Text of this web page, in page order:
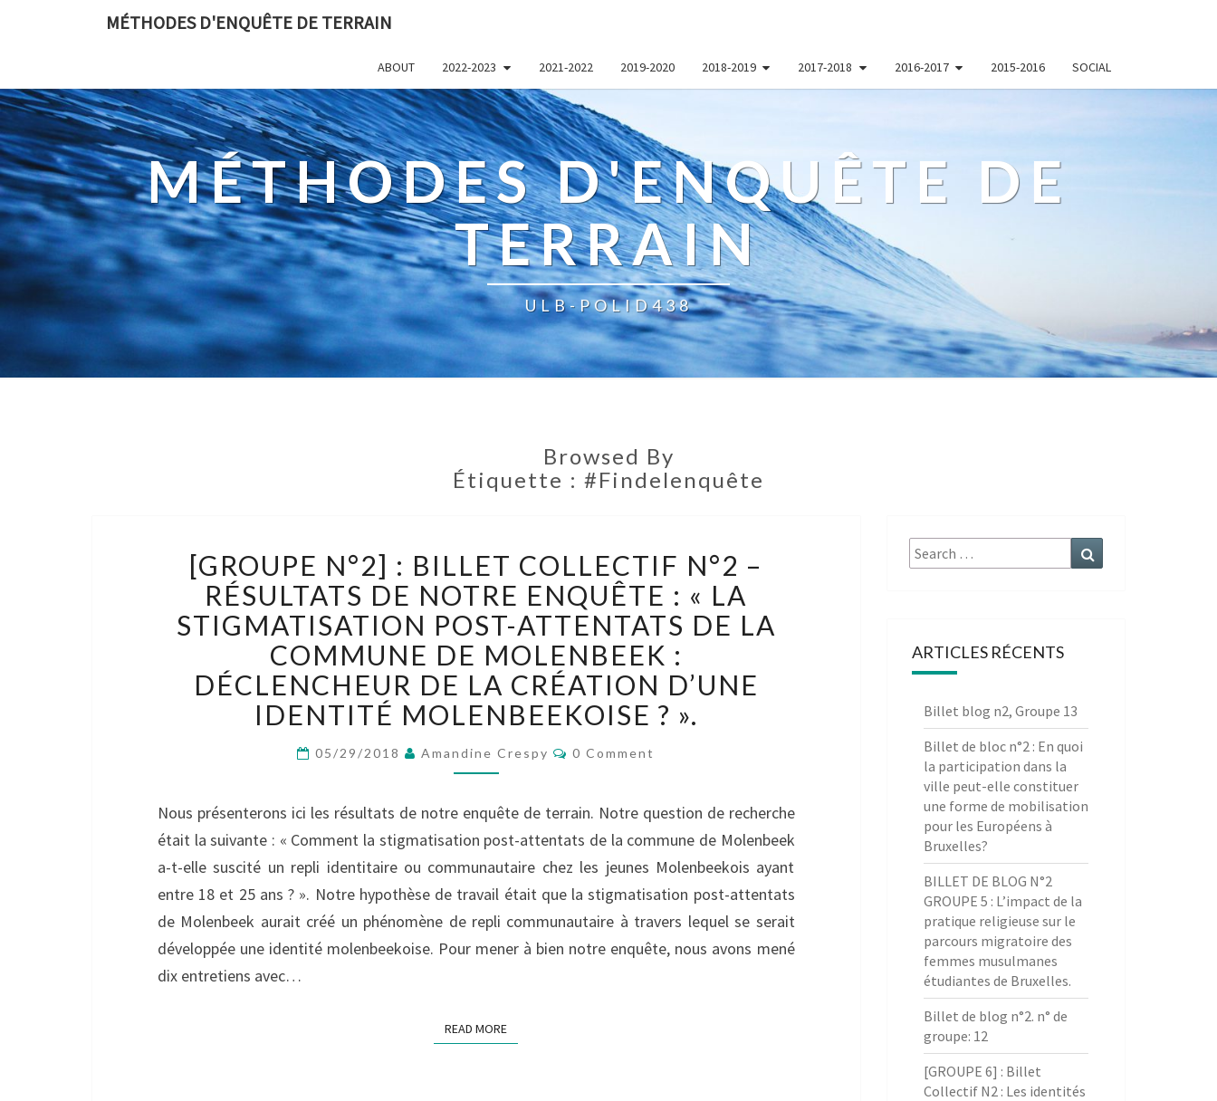
MÉTHODES D'ENQUÊTE DE TERRAIN
ABOUT 2022-2023 2021-2022 2019-2020 2018-2019 2017-2018 2016-2017 2015-2016 SOCIAL
MÉTHODES D'ENQUÊTE DE
TERRAIN
ULB-POLID438
Browsed By
Étiquette : #Findelenquête
N°2]
:
BILLET
COLLECTIF
N°2
RÉSULTATS
DE
NOTRE
ENQUÊTE
«
LA
STIGMATISATION
POST-
ATTENTATS
DE
LA
:
[GROUPE N°2] : BILLET COLLECTIF N°2 –
RÉSULTATS DE NOTRE ENQUÊTE : « LA
STIGMATISATION POST-ATTENTATS DE LA
COMMUNE DE MOLENBEEK :
DÉCLENCHEUR DE LA CRÉATION D’UNE
IDENTITÉ MOLENBEEKOISE ? ».
05/29/2018 Amandine Crespy Comments
0 Comment
Nous présenterons ici les résultats de notre enquête de terrain. Notre question de recherche
était la suivante : « Comment la stigmatisation post-attentats de la commune de Molenbeek
a-t-elle suscité un repli identitaire ou communautaire chez les jeunes Molenbeekois ayant
entre 18 et 25 ans ? ». Notre hypothèse de travail était que la stigmatisation post-attentats
de Molenbeek aurait créé un phénomène de repli communautaire à travers lequel se serait
développée une identité molenbeekoise. Pour mener à bien notre enquête, nous avons mené
dix entretiens avec…
READ MOREREAD MORE
Search
for:
ARTICLES RÉCENTS
Billet blog n2, Groupe 13
Billet de bloc n°2 : En quoi
la participation dans la
ville peut-elle constituer
une forme de mobilisation
pour les Européens à
Bruxelles?
BILLET DE BLOG N°2
GROUPE 5 : L’impact de la
pratique religieuse sur le
parcours migratoire des
femmes musulmanes
étudiantes de Bruxelles.
Billet de blog n°2. n° de
groupe: 12
[GROUPE 6] : Billet
Collectif N2 : Les identités